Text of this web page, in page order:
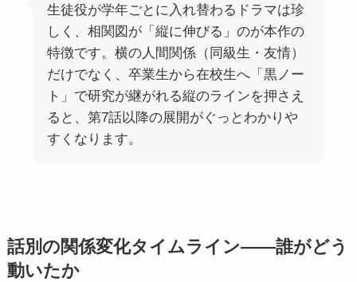
生徒役が学年ごとに入れ替わるドラマは珍
しく、相関図が「縦に伸びる」のが本作の
特徴です。横の人間関係（同級生・友情）
だけでなく、卒業生から在校生へ「黒ノー
ト」で研究が継がれる縦のラインを押さえ
ると、第7話以降の展開がぐっとわかりや
すくなります。
話別の関係変化タイムライン——誰がどう
動いたか